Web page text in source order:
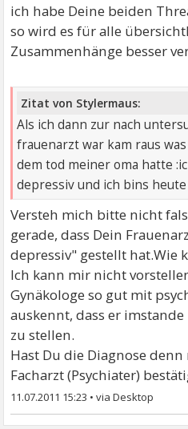
ich habe Deine beiden
so wird es für alle
Zusammenhänge besser
Zitat von Stylermaus:
Als ich dann zur nach
frauenarzt war kam raus
dem tod meiner oma hatte
depressiv und ich bins
Versteh mich bitte nicht
gerade, dass Dein
depressiv" gestellt hat.Wie
Ich kann mir nicht
Gynäkologe so gut mit
auskennt, dass er
zu stellen.
Hast Du die Diagnose
Facharzt (Psychiater)
11.07.2011 15:23 •